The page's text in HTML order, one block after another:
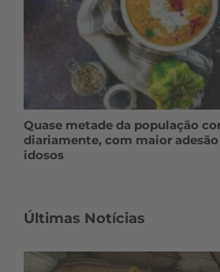
Quase metade da população
diariamente, com maior
idosos
Últimas Notícias